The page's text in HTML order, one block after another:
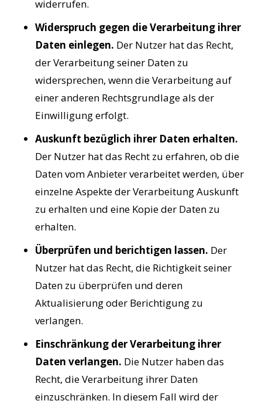
widerrufen.
Widerspruch gegen die Verarbeitung ihrer
Daten einlegen. Der Nutzer hat das Recht,
der Verarbeitung seiner Daten zu
widersprechen, wenn die Verarbeitung auf
einer anderen Rechtsgrundlage als der
Einwilligung erfolgt.
Auskunft bezüglich ihrer Daten erhalten.
Der Nutzer hat das Recht zu erfahren, ob die
Daten vom Anbieter verarbeitet werden, über
einzelne Aspekte der Verarbeitung Auskunft
zu erhalten und eine Kopie der Daten zu
erhalten.
Überprüfen und berichtigen lassen. Der
Nutzer hat das Recht, die Richtigkeit seiner
Daten zu überprüfen und deren
Aktualisierung oder Berichtigung zu
verlangen.
Einschränkung der Verarbeitung ihrer
Daten verlangen. Die Nutzer haben das
Recht, die Verarbeitung ihrer Daten
einzuschränken. In diesem Fall wird der